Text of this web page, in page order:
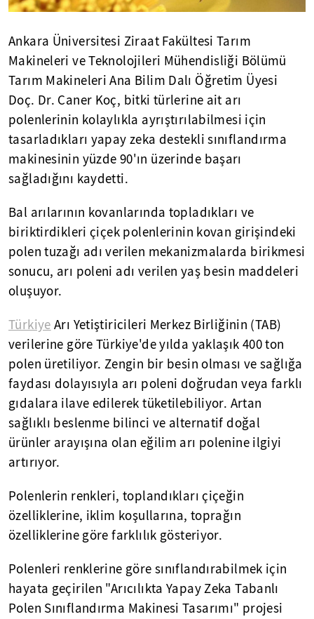
Ankara Üniversitesi Ziraat Fakültesi Tarım
Makineleri ve Teknolojileri Mühendisliği Bölümü
Tarım Makineleri Ana Bilim Dalı Öğretim Üyesi
Doç. Dr. Caner Koç, bitki türlerine ait arı
polenlerinin kolaylıkla ayrıştırılabilmesi için
tasarladıkları yapay zeka destekli sınıflandırma
makinesinin yüzde 90'ın üzerinde başarı
sağladığını kaydetti.
Bal arılarının kovanlarında topladıkları ve
biriktirdikleri çiçek polenlerinin kovan girişindeki
polen tuzağı adı verilen mekanizmalarda birikmesi
sonucu, arı poleni adı verilen yaş besin maddeleri
oluşuyor.
Türkiye Arı Yetiştiricileri Merkez Birliğinin (TAB)
verilerine göre Türkiye'de yılda yaklaşık 400 ton
polen üretiliyor. Zengin bir besin olması ve sağlığa
faydası dolayısıyla arı poleni doğrudan veya farklı
gıdalara ilave edilerek tüketilebiliyor. Artan
sağlıklı beslenme bilinci ve alternatif doğal
ürünler arayışına olan eğilim arı polenine ilgiyi
artırıyor.
Polenlerin renkleri, toplandıkları çiçeğin
özelliklerine, iklim koşullarına, toprağın
özelliklerine göre farklılık gösteriyor.
Polenleri renklerine göre sınıflandırabilmek için
hayata geçirilen "Arıcılıkta Yapay Zeka Tabanlı
Polen Sınıflandırma Makinesi Tasarımı" projesi